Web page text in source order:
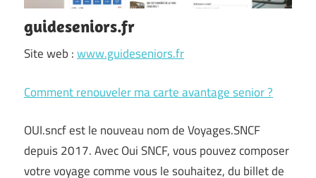
guideseniors.fr
Site web :www.guideseniors.fr
Comment renouveler ma carte avantage senior ?
OUI.sncf est le nouveau nom de Voyages.SNCF
depuis 2017. Avec Oui SNCF, vous pouvez composer
votre voyage comme vous le souhaitez, du billet de